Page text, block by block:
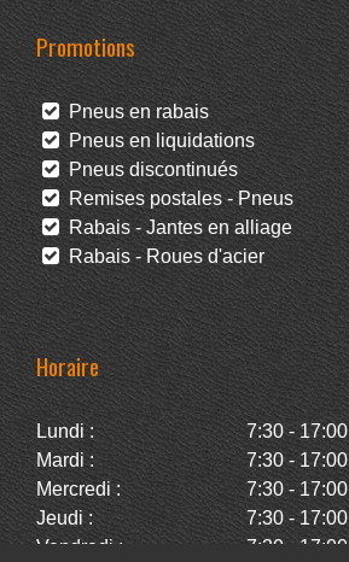
Promotions
Pneus en rabais
Pneus en liquidations
Pneus discontinués
Remises postales - Pneus
Rabais - Jantes en alliage
Rabais - Roues d'acier
Horaire
Lundi :
7:30 - 17:00
Mardi :
7:30 - 17:00
Mercredi :
7:30 - 17:00
Jeudi :
7:30 - 17:00
Vendredi :
7:30 - 17:00